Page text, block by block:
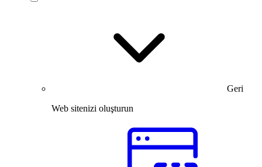
Geri
Web sitenizi oluşturun